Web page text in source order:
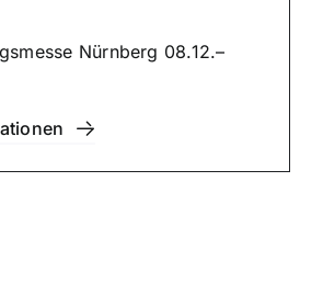
Nürnberg 08.12.–